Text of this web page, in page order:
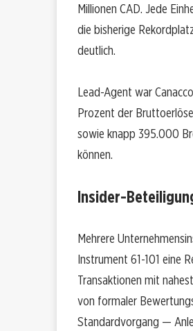
Millionen CAD. Jede
die bisherige
deutlich.
Lead-Agent war
Prozent der
sowie knapp 395.000
können.
Insider-
Mehrere
Instrument 61-101 eine
Transaktionen mit
von formaler
Standardvorgang —